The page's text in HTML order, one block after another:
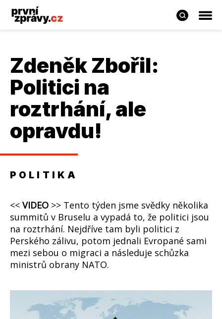
Zdeněk Zbořil:
Politici na
roztrhání, ale
opravdu!
POLITIKA
<< VIDEO >> Tento týden jsme svědky několika
summitů v Bruselu a vypadá to, že politici jsou
na roztrhání. Nejdříve tam byli politici z
Perského zálivu, potom jednali Evropané sami
mezi sebou o migraci a následuje schůzka
ministrů obrany NATO.